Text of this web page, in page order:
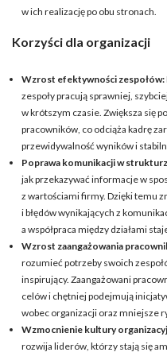
w ich realizację po obu stronach.
Korzyści dla organizacji
Wzrost efektywności zespołów:
zespoły pracują sprawniej,
w krótszym czasie. Zwiększa się
pracowników, co odciąża kadrę
przewidywalność wyników i
Poprawa komunikacji w
jak przekazywać informacje w
z wartościami firmy. Dzięki temu
i błędów wynikających z
a współpraca między działami
Wzrost zaangażowania
rozumieć potrzeby swoich
inspirujący. Zaangażowani
celów i chętniej podejmują
wobec organizacji oraz mniejsze
Wzmocnienie kultury
rozwija liderów, którzy stają się